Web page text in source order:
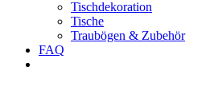
Tischdekoration
Tische
Traubögen & Zubehör
FAQ